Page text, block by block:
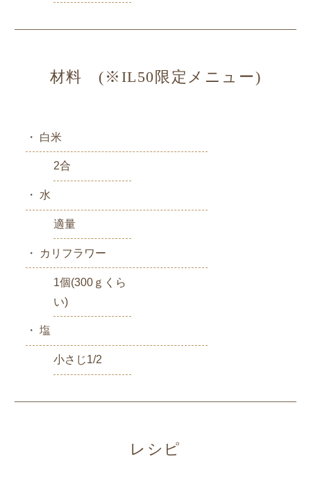
材料 (※IL50限定メニュー)
・ 白米
2合
・ 水
適量
・ カリフラワー
1個(300ｇくら
い)
・ 塩
小さじ1/2
レシピ